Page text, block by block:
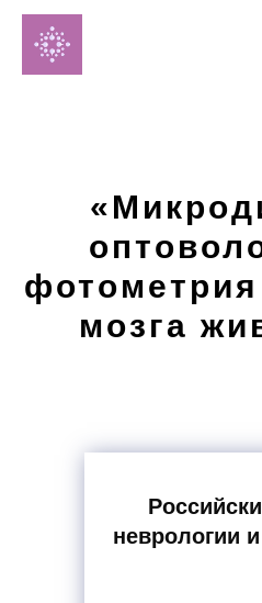
«
фотометрия
мозга
неврологии